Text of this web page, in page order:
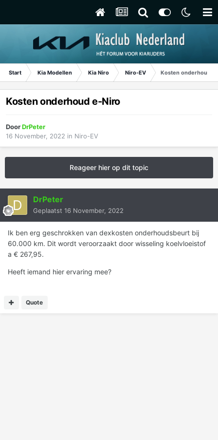
Start Kia Modellen Kia Niro Niro-EV Kosten onderhoud
Kosten onderhoud e-Niro
DoorDrPeter
16 November, 2022 in Niro-EV
Reageer hier op dit topic
DrPeter
Geplaatst 16 November, 2022
Ik ben erg geschrokken van dexkosten onderhoudsbeurt bij
60.000 km. Dit wordt veroorzaakt door wisseling koelvloeistof
a € 267,95.
Heeft iemand hier ervaring mee?
Quote